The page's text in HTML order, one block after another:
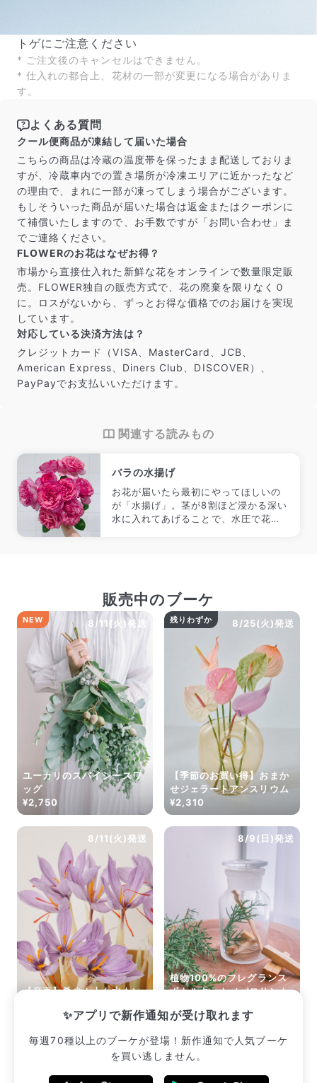
トゲにご注意ください
* ご注文後のキャンセルはできません。
* 仕入れの都合上、花材の一部が変更になる場合がありま
す。
よくある質問
クール便商品が凍結して届いた場合
こちらの商品は冷蔵の温度帯を保ったまま配送しておりま
すが、冷蔵車内での置き場所が冷凍エリアに近かったなど
の理由で、まれに一部が凍ってしまう場合がございます。
もしそういった商品が届いた場合は返金またはクーポンに
て補償いたしますので、お手数ですが「お問い合わせ」ま
でご連絡ください。
FLOWERのお花はなぜお得？
市場から直接仕入れた新鮮な花をオンラインで数量限定販
売。FLOWER独自の販売方式で、花の廃棄を限りなく０
に。ロスがないから、ずっとお得な価格でのお届けを実現
しています。
対応している決済方法は？
クレジットカード（VISA、MasterCard、JCB、
American Express、Diners Club、DISCOVER）、
PayPayでお支払いいただけます。
関連する読みもの
バラの水揚げ
お花が届いたら最初にやってほしいの
が「水揚げ」。茎が8割ほど浸かる深い
水に入れてあげることで、水圧で花に
✨アプリで新作通知が受け取れます
毎週70種以上のブーケが登場！新作通知で人気ブーケ
を買い逃しません。
販売中のブーケ
8/11(火)発送
NEW
ユーカリのスパイシースワ
ッグ
¥2,750
8/25(火)発送
残りわずか
【季節のお買い得】おまか
せジェラートアンスリウム
¥2,310
8/11(火)発送
【産直】希少！土も水もい
8/9(日)発送
植物100%のフレグランス
ボトルキット（パロサント
¥2,640
販売中のブーケ一覧へ